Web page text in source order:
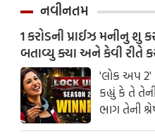
નવીનતમ
1 કરોડની પ્રાઈઝ મનીનુ શુ
બતાવ્યુ ક્યા અને કેવી રીતે
'લોક અપ 2'
કહ્યું કે તે
ભાગ તેની
આશ્રય